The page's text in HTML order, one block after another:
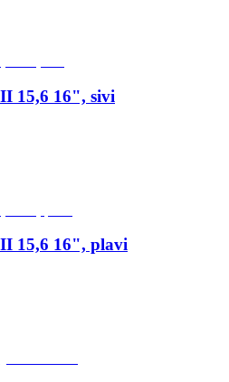
15,6 16", sivi
15,6 16", plavi